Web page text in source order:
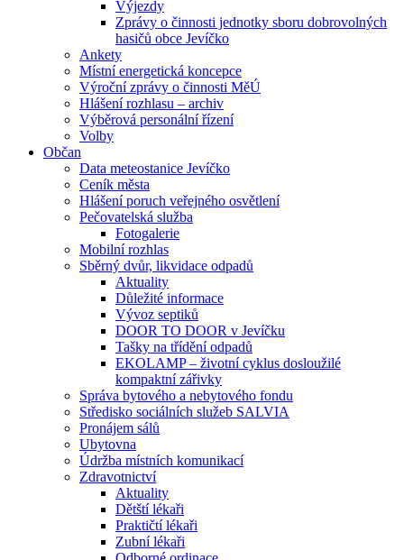
Výjezdy
Zprávy o činnosti jednotky sboru dobrovolných
hasičů obce Jevíčko
Ankety
Místní energetická koncepce
Výroční zprávy o činnosti MěÚ
Hlášení rozhlasu – archiv
Výběrová personální řízení
Volby
Občan
Data meteostanice Jevíčko
Ceník města
Hlášení poruch veřejného osvětlení
Pečovatelská služba
Fotogalerie
Mobilní rozhlas
Sběrný dvůr, likvidace odpadů
Aktuality
Důležité informace
Vývoz septiků
DOOR TO DOOR v Jevíčku
Tašky na třídění odpadů
EKOLAMP – životní cyklus dosloužilé
kompaktní zářivky
Správa bytového a nebytového fondu
Středisko sociálních služeb SALVIA
Pronájem sálů
Ubytovna
Údržba místních komunikací
Zdravotnictví
Aktuality
Dětští lékaři
Praktičtí lékaři
Zubní lékaři